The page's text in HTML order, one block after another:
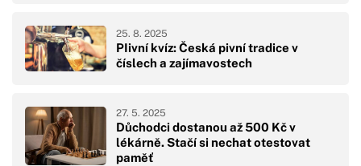
PIivní kvíz: Česká pivní tradice v
číslech a zajímavostech
25. 8. 2025
Důchodci dostanou až 500 Kč v
lékárně. Stačí si nechat otestovat
paměť
27. 5. 2025